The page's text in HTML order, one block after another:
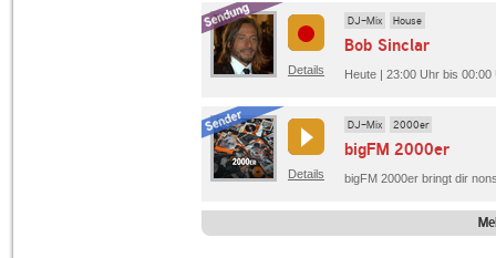
Details
DJ-Mix House
Bob Sinclar
Heute | 23:00 Uhr bis
Details
DJ-Mix 2000er
bigFM 2000er